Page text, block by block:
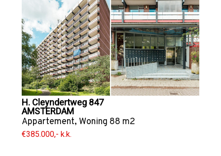
H. Cleyndertweg 847
AMSTERDAM
Appartement, Woning 88 m2
€385.000,- k.k.